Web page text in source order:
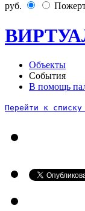
руб.
Объекты
События
В помощь
Перейти к списку